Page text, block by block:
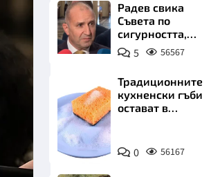
Радев свика
Съвета по
сигурността,
следва ключово
изявление
5 56567
Снимка:
Пиксабей
Традиционните
кухненски гъби
остават в
0 56167